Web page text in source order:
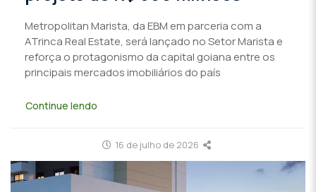
Metropolitan Marista, da EBM em parceria com a
ATrinca Real Estate, será lançado no Setor Marista e
reforça o protagonismo da capital goiana entre os
principais mercados imobiliários do país
Continue lendo
16 de julho de 2026